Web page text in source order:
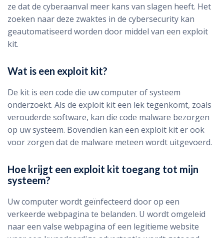
ze dat de cyberaanval meer kans van slagen heeft. Het
zoeken naar deze zwaktes in de cybersecurity kan
geautomatiseerd worden door middel van een exploit
kit.
Wat is een exploit kit?
De kit is een code die uw computer of systeem
onderzoekt. Als de exploit kit een lek tegenkomt, zoals
verouderde software, kan die code malware bezorgen
op uw systeem. Bovendien kan een exploit kit er ook
voor zorgen dat de malware meteen wordt uitgevoerd.
Hoe krijgt een exploit kit toegang tot mijn
systeem?
Uw computer wordt geïnfecteerd door op een
verkeerde webpagina te belanden. U wordt omgeleid
naar een valse webpagina of een legitieme website